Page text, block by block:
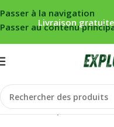
Passer à la navigation
Passer au contenu
Livraison
Accueil/Carpe/Bivouac/